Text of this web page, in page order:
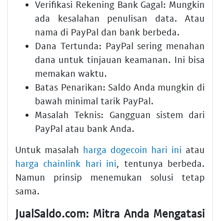
Verifikasi Rekening Bank Gagal: Mungkin
ada kesalahan penulisan data. Atau
nama di PayPal dan bank berbeda.
Dana Tertunda: PayPal sering menahan
dana untuk tinjauan keamanan. Ini bisa
memakan waktu.
Batas Penarikan: Saldo Anda mungkin di
bawah minimal tarik PayPal.
Masalah Teknis: Gangguan sistem dari
PayPal atau bank Anda.
Untuk masalah harga dogecoin hari ini atau
harga chainlink hari ini, tentunya berbeda.
Namun prinsip menemukan solusi tetap
sama.
JualSaldo.com: Mitra Anda Mengatasi